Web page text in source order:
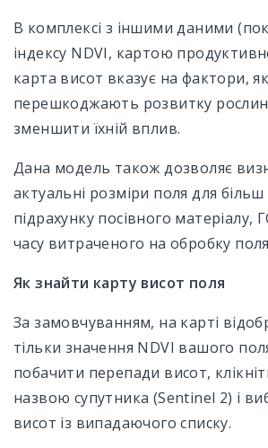
В комплексі з іншими даними
індексу NDVI, картою
карта висот вказує на фактори,
перешкоджають розвитку рослин
зменшити їхній вплив.
Дана модель також дозволяє
актуальні розміри поля для
підрахунку посівного матеріалу,
часу витраченого на обробку
Як знайти карту висот поля
За замовчуванням, на карті
тільки значення NDVI вашого
побачити перепади висот,
назвою супутника (Sentinel 2) і
висот із випадаючого списку.